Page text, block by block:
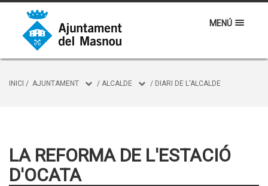
MENÚ
INICI / AJUNTAMENT / ALCALDE / DIARI DE L'ALCALDE
LA REFORMA DE L'ESTACIÓ
D'OCATA